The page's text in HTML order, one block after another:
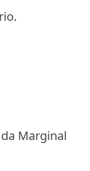
Marginal